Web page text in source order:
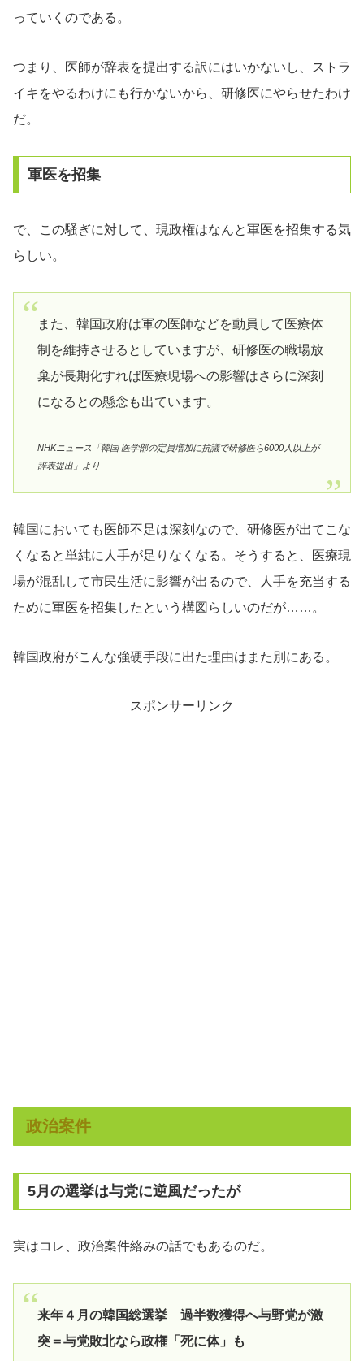
っていくのである。
つまり、医師が辞表を提出する訳にはいかないし、ストラ
イキをやるわけにも行かないから、研修医にやらせたわけ
だ。
軍医を招集
で、この騒ぎに対して、現政権はなんと軍医を招集する気
らしい。
また、韓国政府は軍の医師などを動員して医療体
制を維持させるとしていますが、研修医の職場放
棄が長期化すれば医療現場への影響はさらに深刻
になるとの懸念も出ています。
NHKニュース「韓国 医学部の定員増加に抗議で研修医ら6000人以上が
辞表提出」より
韓国においても医師不足は深刻なので、研修医が出てこな
くなると単純に人手が足りなくなる。そうすると、医療現
場が混乱して市民生活に影響が出るので、人手を充当する
ために軍医を招集したという構図らしいのだが……。
韓国政府がこんな強硬手段に出た理由はまた別にある。
スポンサーリンク
政治案件
5月の選挙は与党に逆風だったが
実はコレ、政治案件絡みの話でもあるのだ。
来年４月の韓国総選挙 過半数獲得へ与野党が激
突＝与党敗北なら政権「死に体」も